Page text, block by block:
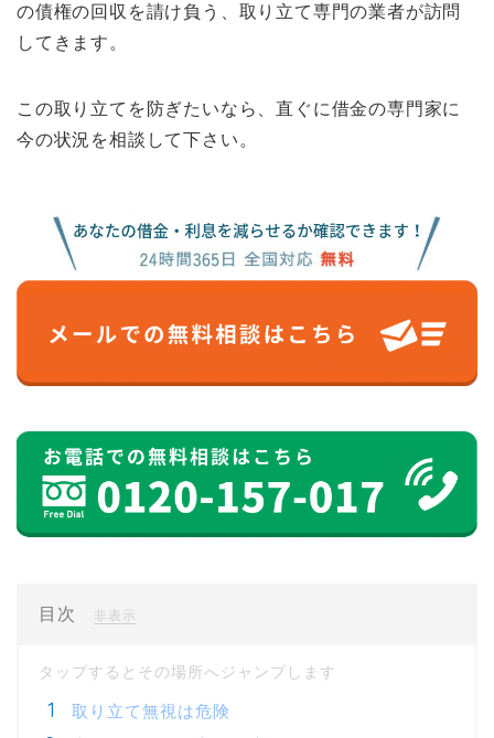
の債権の回収を請け負う、取り立て専門の業者が訪問
してきます。
この取り立てを防ぎたいなら、直ぐに借金の専門家に
今の状況を相談して下さい。
目次 非表示
取り立て無視は危険